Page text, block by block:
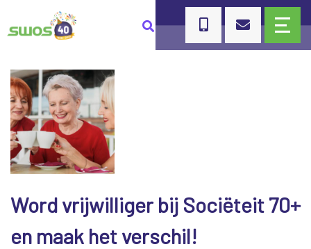
Word vrijwilliger bij Sociëteit 70+
en maak het verschil!